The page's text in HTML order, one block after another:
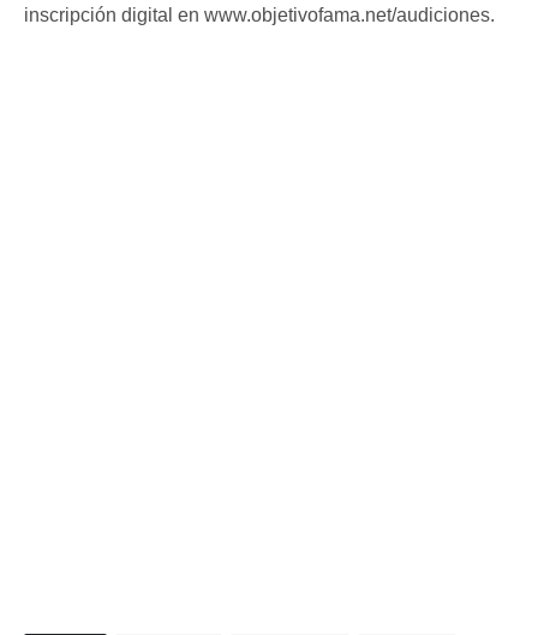
inscripción digital en www.objetivofama.net/audiciones.